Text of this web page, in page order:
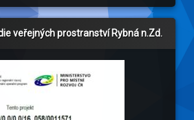
veřejných prostranství Rybná n.Zd.